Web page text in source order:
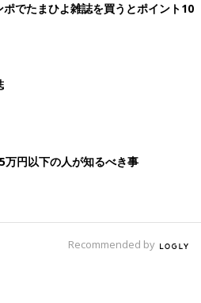
ポでたまひよ雑誌を買うとポイント10
万円以下の人が知るべき事
Recommended by